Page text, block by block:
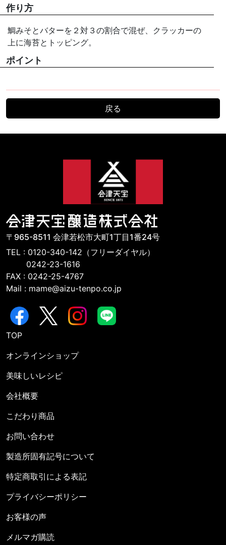
作り方
鯛みそとバターを２対３の割合で混ぜ、クラッカーの
上に海苔とトッピング。
ポイント
戻る
〒965-8511 会津若松市大町1丁目1番24号
TEL : 0120-340-142（フリーダイヤル）
0242-23-1616
FAX : 0242-25-4767
Mail : mame@aizu-tenpo.co.jp
TOP
オンラインショップ
美味しいレシピ
会社概要
こだわり商品
お問い合わせ
製造所固有記号について
特定商取引による表記
プライバシーポリシー
お客様の声
メルマガ購読